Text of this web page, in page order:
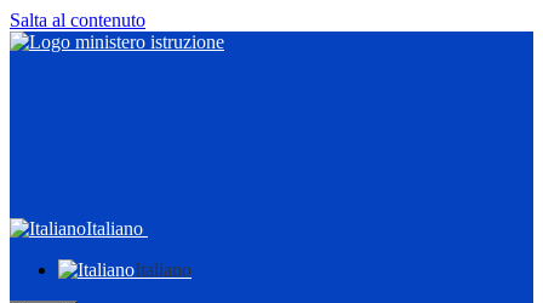
Salta al contenuto
Italiano
Italiano